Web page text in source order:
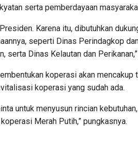
serta pemberdayaan
Karena itu, dibutuhkan
seperti Dinas Perindagkop
serta Dinas Kelautan dan
koperasi akan mencakup
koperasi yang sudah ada.
untuk menyusun rincian
Merah Putih,” pungkasnya.